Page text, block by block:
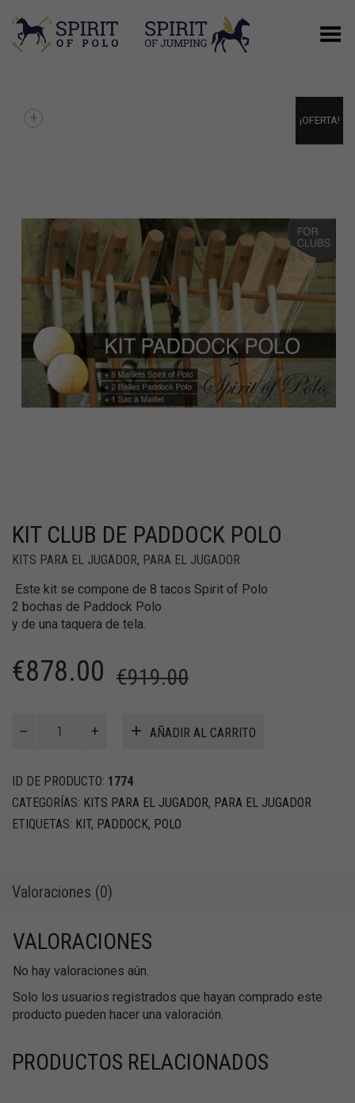
Menú
¡OFERTA!
+
KIT CLUB DE PADDOCK POLO
KITS PARA EL JUGADOR, PARA EL JUGADOR
Este kit se compone de 8 tacos Spirit of Polo
2 bochas de Paddock Polo
y de una taquera de tela.
€919.00
€878.00
paddock
Polo
cantidad
AÑADIR AL CARRITO
ID DE PRODUCTO: 1774
CATEGORÍAS: KITS PARA EL JUGADOR, PARA EL JUGADOR
ETIQUETAS: KIT, PADDOCK, POLO
Valoraciones (0)
VALORACIONES
No hay valoraciones aún.
Solo los usuarios registrados que hayan comprado este
producto pueden hacer una valoración.
PRODUCTOS RELACIONADOS